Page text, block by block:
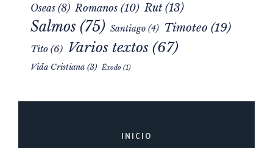
Oseas (8) Romanos (10) Rut(13)
Salmos (75) Santiago (4) Timoteo (19)
Tito (6) Varios textos (67)
Vida Cristiana (3) Éxodo (1)
INICIO